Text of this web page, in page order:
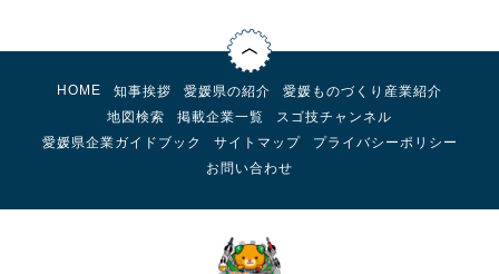
HOME 知事挨拶 愛媛県の紹介
愛媛ものづくり産業紹介
地図検索
掲載企業一覧
スゴ技チャンネル
愛媛県企業ガイドブック
サイトマップ
プライバシーポリシー
お問い合わせ